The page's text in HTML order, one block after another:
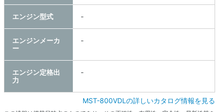
エンジン型式 -
エンジンメーカ
ー
-
エンジン定格出
力
-
MST-800VDLの詳しいカタログ情報を見る